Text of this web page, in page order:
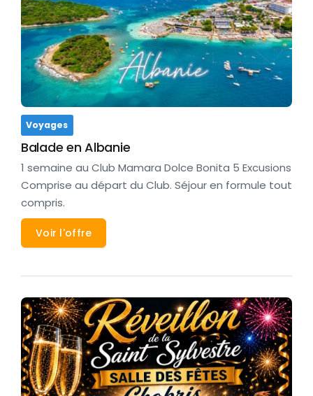
Voyages
Balade en Albanie
1 semaine au Club Mamara Dolce Bonita 5 Excusions
Comprise au départ du Club. Séjour en formule tout
compris.
Voir l'offre